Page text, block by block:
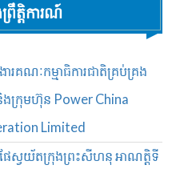
រឹត្តិការណ៍
រគណៈកម្មាធិការជាតិគ្រប់គ្រង
និងក្រុមហ៊ុន Power China
Limited
ផែស្វយ័តក្រុងព្រះសីហនុ អាណត្តិទី